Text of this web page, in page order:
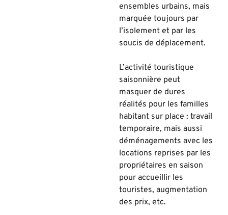
ensembles urbains, mais
marquée toujours par
l’isolement et par les
soucis de déplacement.
L’activité touristique
saisonnière peut
masquer de dures
réalités pour les familles
habitant sur place : travail
temporaire, mais aussi
déménagements avec les
locations reprises par les
propriétaires en saison
pour accueillir les
touristes, augmentation
des prix, etc.